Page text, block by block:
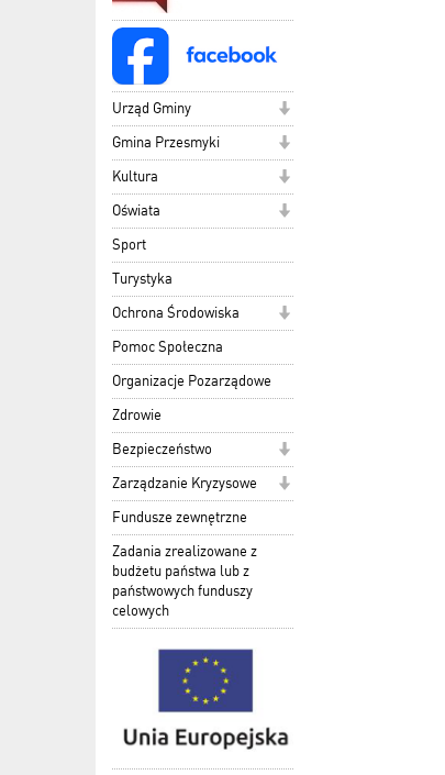
Urząd Gminy
Gmina Przesmyki
Kultura
Oświata
Sport
Turystyka
Ochrona Środowiska
Pomoc Społeczna
Organizacje Pozarządowe
Zdrowie
Bezpieczeństwo
Zarządzanie Kryzysowe
Fundusze zewnętrzne
Zadania zrealizowane z
budżetu państwa lub z
państwowych funduszy
celowych